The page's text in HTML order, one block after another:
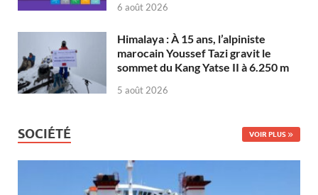
6 août 2026
Himalaya : À 15 ans, l’alpiniste
marocain Youssef Tazi gravit le
sommet du Kang Yatse II à 6.250 m
5 août 2026
SOCIÉTÉ VOIR PLUS